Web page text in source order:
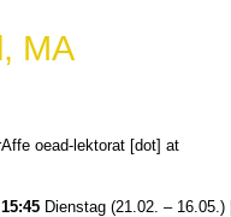
MA
oead-lektorat [dot] at
Dienstag (21.02. – 16.05.)